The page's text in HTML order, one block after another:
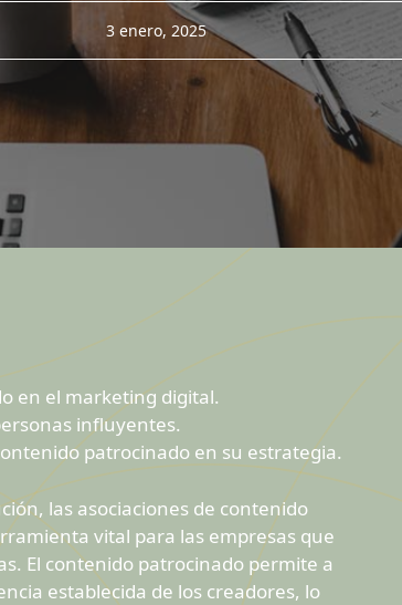
3 enero, 2025
en el marketing digital.
influyentes.
patrocinado en su estrategia.
las asociaciones de contenido
vital para las empresas que
El contenido patrocinado permite a
establecida de los creadores, lo